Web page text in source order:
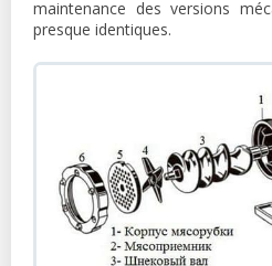
maintenance des versions
presque identiques.